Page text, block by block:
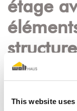
This website
étage
en acier
Rw : 55 - 81